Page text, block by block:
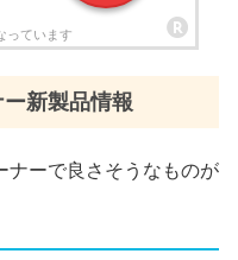
新製品情報
ナーで良さそうなものが